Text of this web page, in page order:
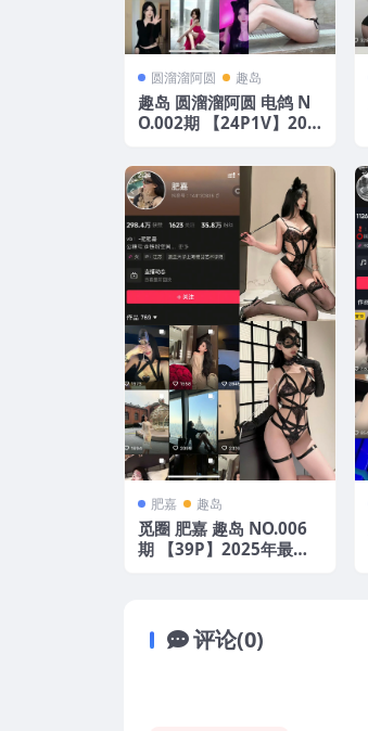
圆溜溜阿圆 趣岛
趣岛 圆溜溜阿圆 电鸽 N
O.002期 【24P1V】202
肥嘉 趣岛
觅圈 肥嘉 趣岛 NO.006
期 【39P】2025年最新
评论(0)